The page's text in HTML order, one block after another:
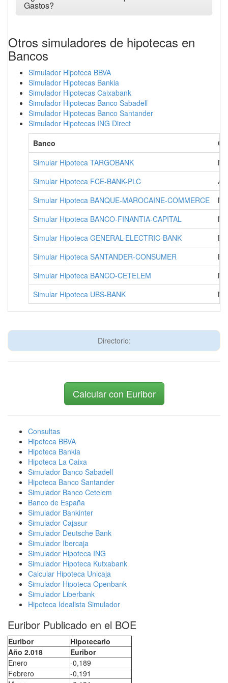
Gastos?
Otros simuladores de hipotecas en
Bancos
Simulador Hipoteca BBVA
Simulador Hipotecas Bankia
Simulador Hipotecas Caixabank
Simulador Hipotecas Banco Sabadell
Simulador Hipotecas Banco Santander
Simulador Hipotecas ING Direct
Banco
Simular Hipoteca TARGOBANK
Simular Hipoteca FCE-BANK-PLC
Simular Hipoteca BANQUE-MAROCAINE-COMMERCE
Simular Hipoteca BANCO-FINANTIA-CAPITAL
Simular Hipoteca GENERAL-ELECTRIC-BANK
Simular Hipoteca SANTANDER-CONSUMER
Simular Hipoteca BANCO-CETELEM
Simular Hipoteca UBS-BANK
Directorio:
Calcular con Euribor
Consultas
Hipoteca BBVA
Hipoteca Bankia
Hipoteca La Caixa
Simulador Banco Sabadell
Hipoteca Banco Santander
Simulador Banco Cetelem
Banco de España
Simulador Bankinter
Simulador Cajasur
Simulador Deutsche Bank
Simulador Ibercaja
Simulador Hipoteca ING
Simulador Hipoteca Kutxabank
Calcular Hipoteca Unicaja
Simulador Hipoteca Openbank
Simulador Liberbank
Hipoteca Idealista Simulador
Euribor Publicado en el BOE
Euribor
Hipotecario
Año 2.018
Euribor
Enero
-0,189
Febrero
-0,191